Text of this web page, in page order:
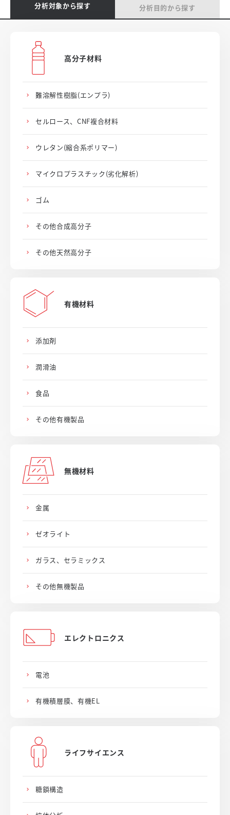
分析対象から探す 分析目的から探す
高分子材料
難溶解性樹脂(エンプラ)
セルロース、CNF複合材料
ウレタン(縮合系ポリマー)
マイクロプラスチック(劣化解析)
ゴム
その他合成高分子
その他天然高分子
有機材料
添加剤
潤滑油
食品
その他有機製品
無機材料
金属
ゼオライト
ガラス、セラミックス
その他無機製品
エレクトロニクス
電池
有機積層膜、有機EL
ライフサイエンス
糖鎖構造